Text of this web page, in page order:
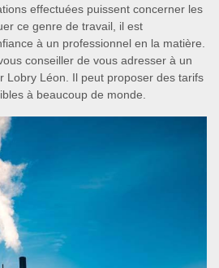
effectuées puissent concerner les
ce genre de travail, il est
à un professionnel en la matière.
conseiller de vous adresser à un
Lobry Léon. Il peut proposer des tarifs
à beaucoup de monde.